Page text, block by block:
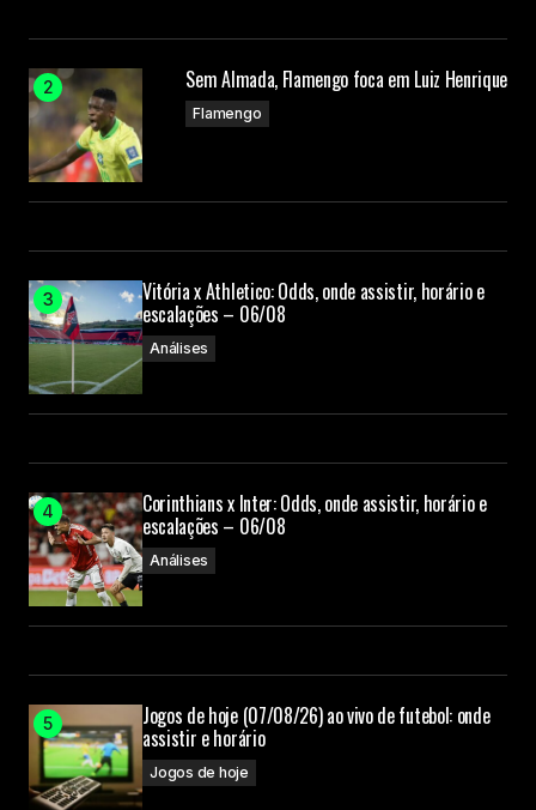
Sem Almada, Flamengo foca em Luiz Henrique
Flamengo
Vitória x Athletico: Odds, onde assistir, horário e
escalações – 06/08
Análises
Corinthians x Inter: Odds, onde assistir, horário e
escalações – 06/08
Análises
Jogos de hoje (07/08/26) ao vivo de futebol: onde
assistir e horário
Jogos de hoje